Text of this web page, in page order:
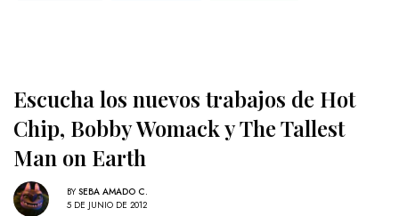
Escucha los nuevos trabajos de Hot
Chip, Bobby Womack y The Tallest
Man on Earth
BY SEBA AMADO C.
5 DE JUNIO DE 2012